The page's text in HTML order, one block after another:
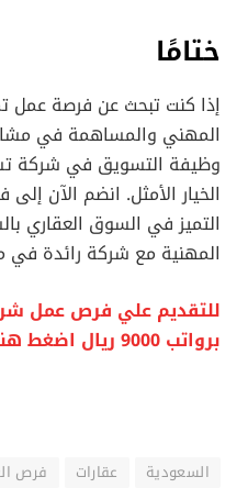
ختامًا
إذا كنت تبحث عن فرصة عمل
المهني والمساهمة في
وظيفة التسويق في شركة
الخيار الأمثل. انضم الآن
التميز في السوق العقاري
المهنية مع شركة رائدة في
للتقديم علي فرص عمل
برواتب 9000 ريال اضغط هنا
السعودية عقارات
فرص